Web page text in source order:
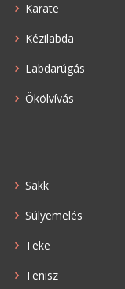
Karate
Kézilabda
Labdarúgás
Ökölvívás
Sakk
Súlyemelés
Teke
Tenisz